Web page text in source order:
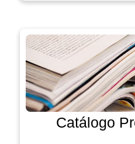
Catálogo